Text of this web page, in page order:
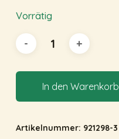
Vorrätig
In den Warenkorb
Artikelnummer: 921298-3